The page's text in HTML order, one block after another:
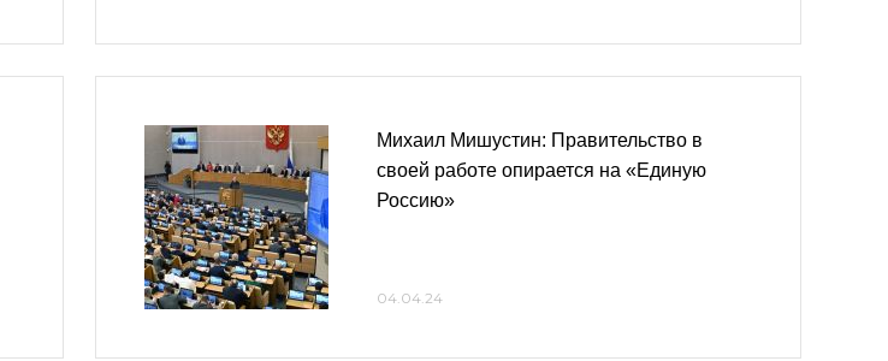
Михаил Мишустин: Правительство в
своей работе опирается на «Единую
Россию»
04.04.24